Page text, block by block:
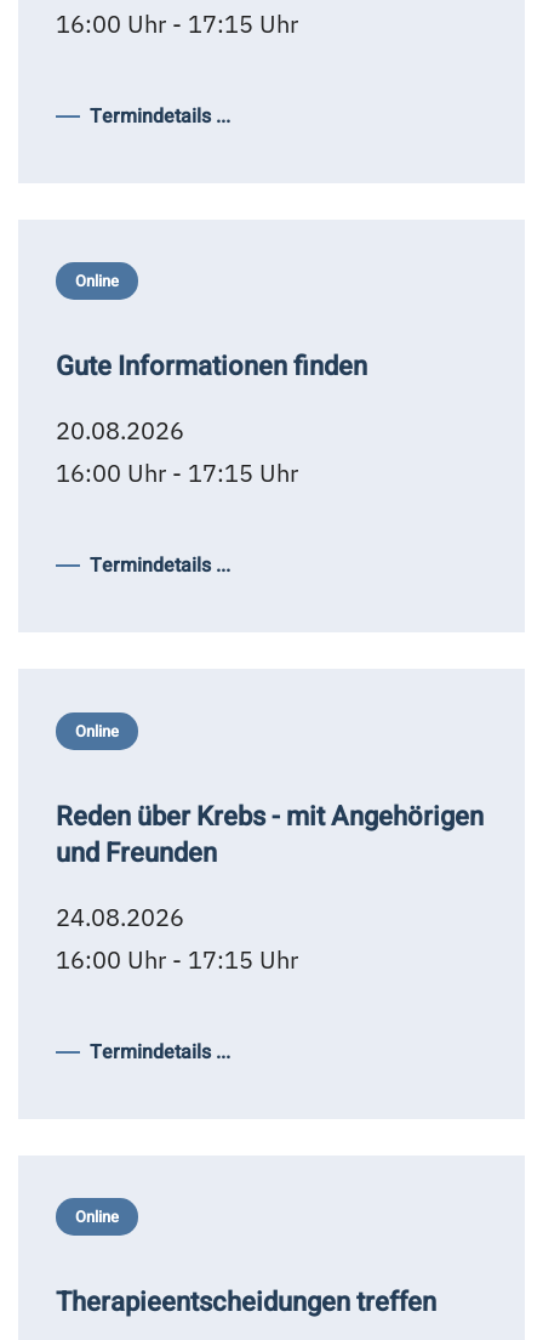
16:00 Uhr - 17:15 Uhr
Termindetails ...
Online
Gute Informationen finden
20.08.2026
16:00 Uhr - 17:15 Uhr
Termindetails ...
Online
Reden über Krebs - mit Angehörigen
und Freunden
24.08.2026
16:00 Uhr - 17:15 Uhr
Termindetails ...
Online
Therapieentscheidungen treffen